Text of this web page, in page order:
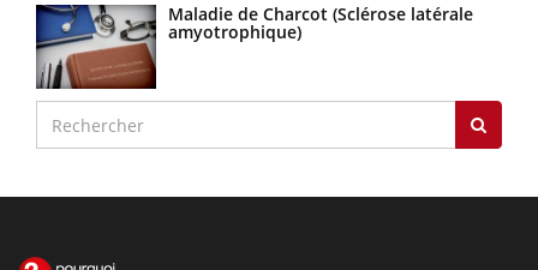
Maladie de Charcot (Sclérose latérale
amyotrophique)